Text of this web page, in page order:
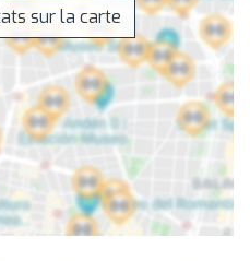
sur la carte